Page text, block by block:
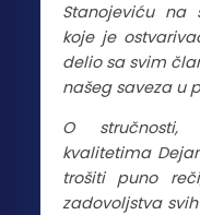
Stanojeviću na
koje je
delio sa svim
našeg saveza u
O stručnosti,
kvalitetima
trošiti puno
zadovoljstva